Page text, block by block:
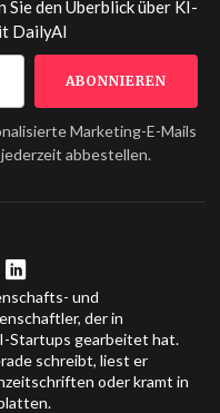
Sie den Überblick über KI-
DailyAI
Marketing-E-Mails
abbestellen.
und
der in
Startups gearbeitet hat.
schreibt, liest er
oder kramt in